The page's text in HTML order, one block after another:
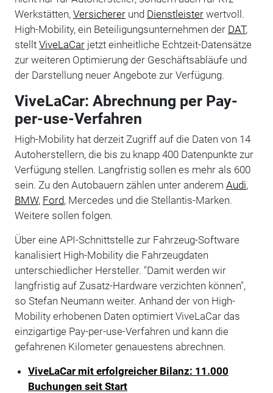
Werkstätten, Versichererund Dienstleisterwertvoll.
High-Mobility, ein Beteiligungsunternehmen der DAT,
stellt ViveLaCarjetzt einheitliche Echtzeit-Datensätze
zur weiteren Optimierung der Geschäftsabläufe und
der Darstellung neuer Angebote zur Verfügung.
ViveLaCar: Abrechnung per Pay-
per-use-Verfahren
High-Mobility hat derzeit Zugriff auf die Daten von 14
Autoherstellern, die bis zu knapp 400 Datenpunkte zur
Verfügung stellen. Langfristig sollen es mehr als 600
sein. Zu den Autobauern zählen unter anderem Audi,
BMW, Ford, Mercedes und die Stellantis-Marken.
Weitere sollen folgen.
Über eine API-Schnittstelle zur Fahrzeug-Software
kanalisiert High-Mobility die Fahrzeugdaten
unterschiedlicher Hersteller. "Damit werden wir
langfristig auf Zusatz-Hardware verzichten können",
so Stefan Neumann weiter. Anhand der von High-
Mobility erhobenen Daten optimiert ViveLaCar das
einzigartige Pay-per-use-Verfahren und kann die
gefahrenen Kilometer genauestens abrechnen.
ViveLaCar mit erfolgreicher Bilanz: 11.000
Buchungen seit Start